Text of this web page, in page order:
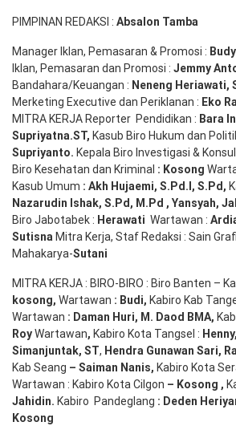
PIMPINAN REDAKSI : Absalon Tamba
Manager Iklan, Pemasaran & Promosi :
Iklan, Pemasaran dan Promosi : Jemmy
Bandahara/Keuangan : Neneng Heriawati,
Merketing Executive dan Periklanan : Eko
MITRA KERJA Reporter Pendidikan : Bara
Supriyatna.ST, Kasub Biro Hukum dan
Supriyanto. Kepala Biro Investigasi &
Biro Kesehatan dan Kriminal : Kosong
Kasub Umum : Akh Hujaemi, S.Pd.I, S.Pd ,
Nazarudin Ishak, S.Pd , M.Pd , Yansyah,
Biro Jabotabek : Herawati Wartawan :
Sutisna Mitra Kerja, Staf Redaksi : Sain
Mahakarya-Sutani
MITRA KERJA : BIRO-BIRO : Biro Banten –
kosong, Wartawan : Budi, Kabiro Kab
Wartawan : Daman Huri, M. Daod BMA,
RoyWartawan, Kabiro Kota Tangsel : Henny,
Simanjuntak, ST, Hendra Gunawan Sari,
Kab Seang – Saiman Nanis, Kabiro Kota
Wartawan : Kabiro Kota Cilgon – Kosong ,
Jahidin. Kabiro Pandeglang : Deden
Kosong